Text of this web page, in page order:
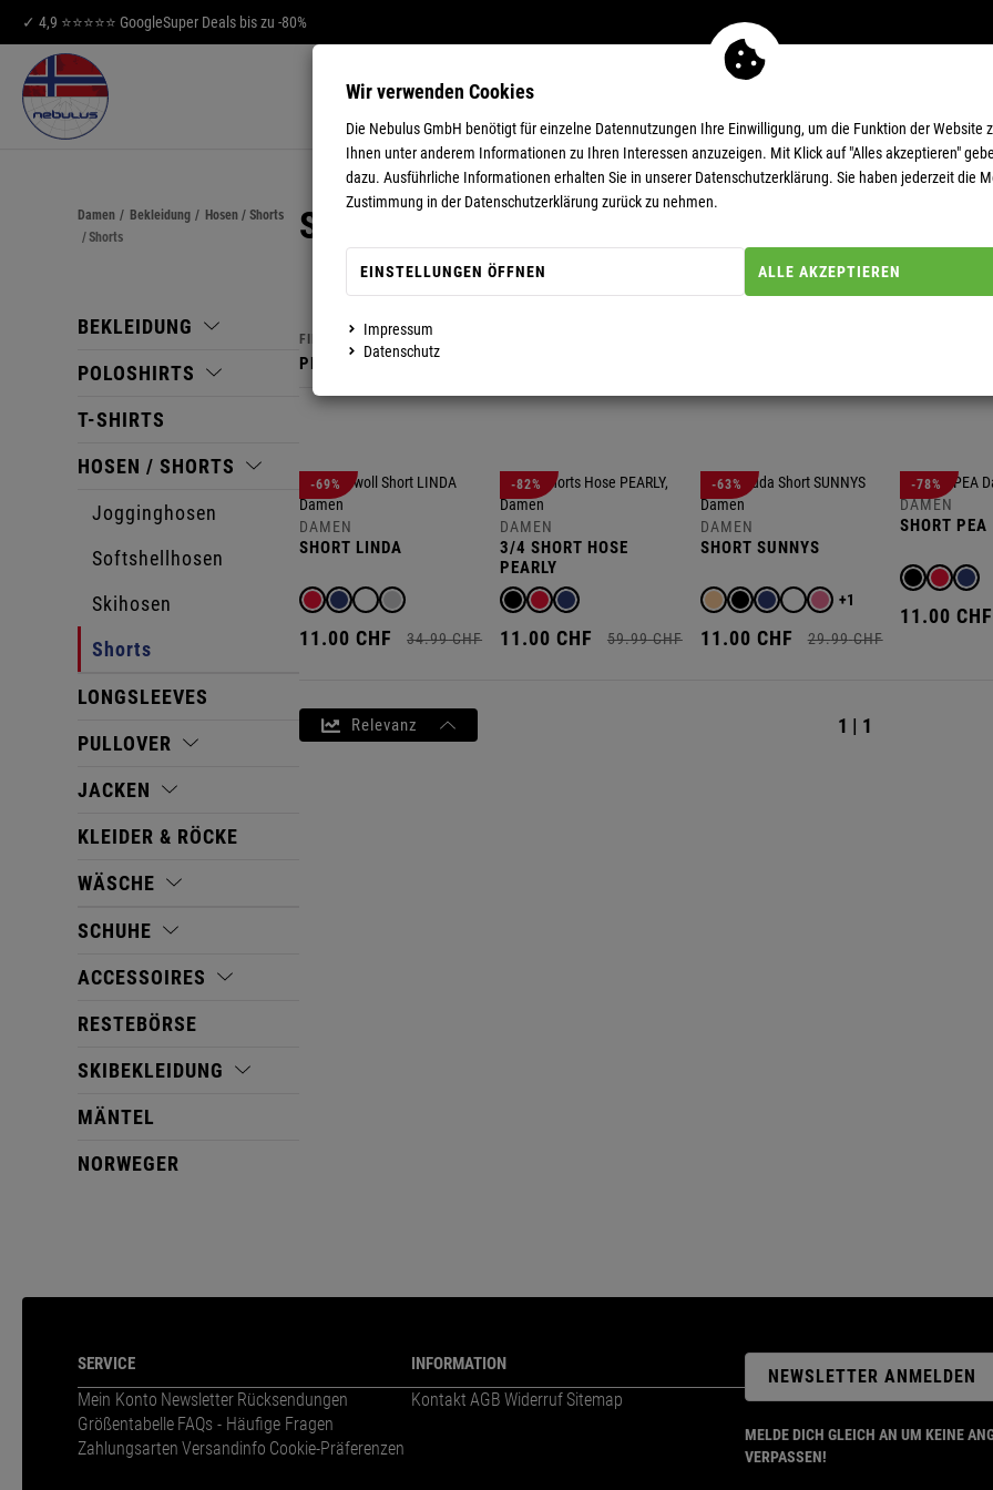
✓ 4,9 ⭐⭐⭐⭐⭐ GoogleSuper Deals bis zu -80%
HERREN DAMEN
Damen / Bekleidung / Hosen / Shorts
/Shorts
BEKLEIDUNG
POLOSHIRTS
T-SHIRTS
HOSEN / SHORTS
Jogginghosen
Softshellhosen
Skihosen
Shorts
LONGSLEEVES
PULLOVER
JACKEN
KLEIDER & RÖCKE
WÄSCHE
SCHUHE
ACCESSOIRES
RESTEBÖRSE
SKIBEKLEIDUNG
MÄNTEL
NORWEGER
SHORTS
FILTER
PREISFILTER FARBE
DAMEN
SHORT LINDA
11.00 CHF 34.99 CHF
-69%
DAMEN
3/4 SHORT HOSE
PEARLY
11.00 CHF 59.99 CHF
-82%
DAMEN
SHORT SUNNYS
+1
11.00 CHF 29.99 CHF
-63%
DAMEN
SHORT PEA
11.00 CHF
-78%
Relevanz 1 | 1
SERVICE
Mein Konto Newsletter Rücksendungen
Größentabelle FAQs - Häufige Fragen
Zahlungsarten Versandinfo Cookie-Präferenzen
INFORMATION
Kontakt AGB Widerruf Sitemap
NEWSLETTER ANMELDEN
MELDE DICH GLEICH AN UM KEINE
VERPASSEN!
Wir verwenden Cookies
Die Nebulus GmbH benötigt für einzelne Datennutzungen Ihre Einwilligung, um die Funktion der Website
Ihnen unter anderem Informationen zu Ihren Interessen anzuzeigen. Mit Klick auf "Alles akzeptieren"
dazu. Ausführliche Informationen erhalten Sie in unserer Datenschutzerklärung. Sie haben jederzeit die
Zustimmung in der Datenschutzerklärung zurück zu nehmen.
EINSTELLUNGEN ÖFFNEN ALLE AKZEPTIEREN
Impressum
Datenschutz